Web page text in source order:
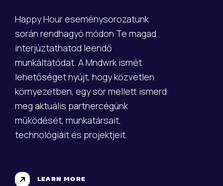
Happy Hour eseménysorozatunk
során rendhagyó módon Te magad
interjúztathatod leendő
munkáltatódat. A Mndwrk ismét
lehetőséget nyújt, hogy közvetlen
környezetben, egy sör mellett ismerd
meg aktuális partnercégünk
működését, munkatársait,
technológiáit és projektjeit.
LEARN MORE